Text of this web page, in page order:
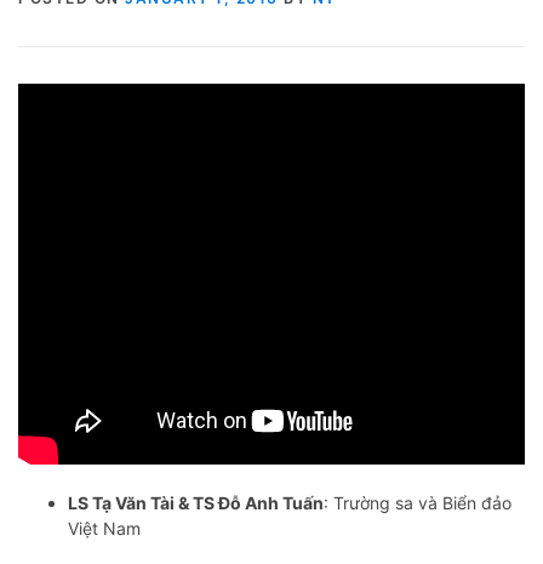
LS Tạ Văn Tài & TS Đỗ Anh Tuấn: Trường sa và Biển đảo
Việt Nam